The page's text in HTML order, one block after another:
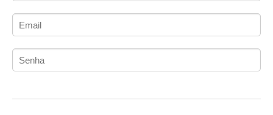
Administração PostgreSQL
ADO.NET
ADO.NET Entity Framework